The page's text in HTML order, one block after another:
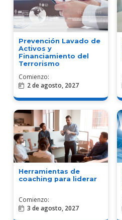
Prevención Lavado de
Activos y
Financiamiento del
Terrorismo
Comienzo:
2 de agosto, 2027
Herramientas de
coaching para liderar
Comienzo:
3 de agosto, 2027